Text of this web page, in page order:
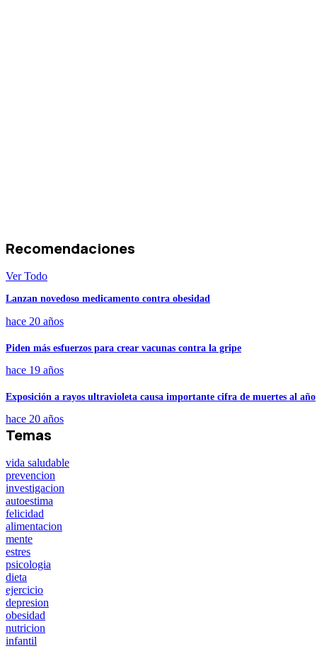
Recomendaciones
Ver Todo
Lanzan novedoso medicamento contra obesidad
hace 20 años
Piden más esfuerzos para crear vacunas contra la gripe
hace 19 años
Exposición a rayos ultravioleta causa importante cifra de muertes al año
hace 20 años
Temas
vida saludable
prevencion
investigacion
autoestima
felicidad
alimentacion
mente
estres
psicologia
dieta
ejercicio
depresion
obesidad
nutricion
infantil